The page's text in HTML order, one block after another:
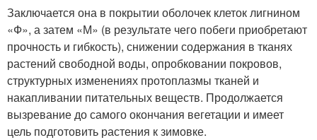
Заключается она в покрытии оболочек клеток лигнином
«Ф», а затем «М» (в результате чего побеги приобретают
прочность и гибкость), снижении содержания в тканях
растений свободной воды, опробковании покровов,
структурных изменениях протоплазмы тканей и
накапливании питательных веществ. Продолжается
вызревание до самого окончания вегетации и имеет
цель подготовить растения к зимовке.